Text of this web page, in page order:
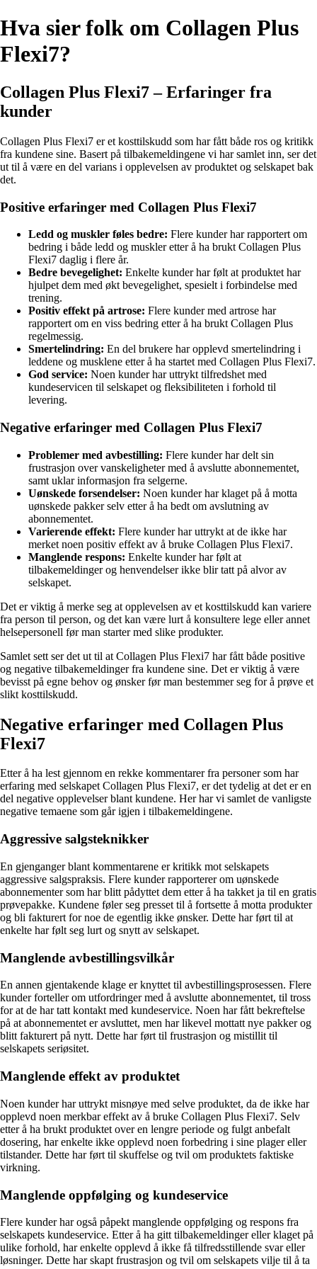
Hva sier folk om Collagen Plus
Flexi7?
Collagen Plus Flexi7 – Erfaringer fra
kunder
Collagen Plus Flexi7 er et kosttilskudd som har fått både ros og kritikk
fra kundene sine. Basert på tilbakemeldingene vi har samlet inn, ser det
ut til å være en del varians i opplevelsen av produktet og selskapet bak
det.
Positive erfaringer med Collagen Plus Flexi7
Ledd og muskler føles bedre: Flere kunder har rapportert om
bedring i både ledd og muskler etter å ha brukt Collagen Plus
Flexi7 daglig i flere år.
Bedre bevegelighet: Enkelte kunder har følt at produktet har
hjulpet dem med økt bevegelighet, spesielt i forbindelse med
trening.
Positiv effekt på artrose: Flere kunder med artrose har
rapportert om en viss bedring etter å ha brukt Collagen Plus
regelmessig.
Smertelindring: En del brukere har opplevd smertelindring i
leddene og musklene etter å ha startet med Collagen Plus Flexi7.
God service: Noen kunder har uttrykt tilfredshet med
kundeservicen til selskapet og fleksibiliteten i forhold til
levering.
Negative erfaringer med Collagen Plus Flexi7
Problemer med avbestilling: Flere kunder har delt sin
frustrasjon over vanskeligheter med å avslutte abonnementet,
samt uklar informasjon fra selgerne.
Uønskede forsendelser: Noen kunder har klaget på å motta
uønskede pakker selv etter å ha bedt om avslutning av
abonnementet.
Varierende effekt: Flere kunder har uttrykt at de ikke har
merket noen positiv effekt av å bruke Collagen Plus Flexi7.
Manglende respons: Enkelte kunder har følt at
tilbakemeldinger og henvendelser ikke blir tatt på alvor av
selskapet.
Det er viktig å merke seg at opplevelsen av et kosttilskudd kan variere
fra person til person, og det kan være lurt å konsultere lege eller annet
helsepersonell før man starter med slike produkter.
Samlet sett ser det ut til at Collagen Plus Flexi7 har fått både positive
og negative tilbakemeldinger fra kundene sine. Det er viktig å være
bevisst på egne behov og ønsker før man bestemmer seg for å prøve et
slikt kosttilskudd.
Negative erfaringer med Collagen Plus
Flexi7
Etter å ha lest gjennom en rekke kommentarer fra personer som har
erfaring med selskapet Collagen Plus Flexi7, er det tydelig at det er en
del negative opplevelser blant kundene. Her har vi samlet de vanligste
negative temaene som går igjen i tilbakemeldingene.
Aggressive salgsteknikker
En gjenganger blant kommentarene er kritikk mot selskapets
aggressive salgspraksis. Flere kunder rapporterer om uønskede
abonnementer som har blitt pådyttet dem etter å ha takket ja til en gratis
prøvepakke. Kundene føler seg presset til å fortsette å motta produkter
og bli fakturert for noe de egentlig ikke ønsker. Dette har ført til at
enkelte har følt seg lurt og snytt av selskapet.
Manglende avbestillingsvilkår
En annen gjentakende klage er knyttet til avbestillingsprosessen. Flere
kunder forteller om utfordringer med å avslutte abonnementet, til tross
for at de har tatt kontakt med kundeservice. Noen har fått bekreftelse
på at abonnementet er avsluttet, men har likevel mottatt nye pakker og
blitt fakturert på nytt. Dette har ført til frustrasjon og mistillit til
selskapets seriøsitet.
Manglende effekt av produktet
Noen kunder har uttrykt misnøye med selve produktet, da de ikke har
opplevd noen merkbar effekt av å bruke Collagen Plus Flexi7. Selv
etter å ha brukt produktet over en lengre periode og fulgt anbefalt
dosering, har enkelte ikke opplevd noen forbedring i sine plager eller
tilstander. Dette har ført til skuffelse og tvil om produktets faktiske
virkning.
Manglende oppfølging og kundeservice
Flere kunder har også påpekt manglende oppfølging og respons fra
selskapets kundeservice. Etter å ha gitt tilbakemeldinger eller klaget på
ulike forhold, har enkelte opplevd å ikke få tilfredsstillende svar eller
løsninger. Dette har skapt frustrasjon og tvil om selskapets vilje til å ta